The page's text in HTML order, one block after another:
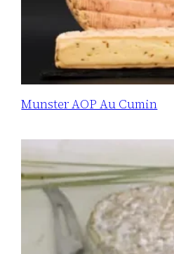
Munster AOP Au Cumin